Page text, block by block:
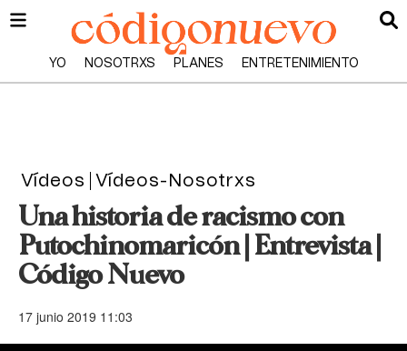
YO NOSOTRXS PLANES ENTRETENIMIENTO
Vídeos Vídeos-Nosotrxs
Una historia de racismo con
Putochinomaricón | Entrevista |
Código Nuevo
17 junio 2019 11:03